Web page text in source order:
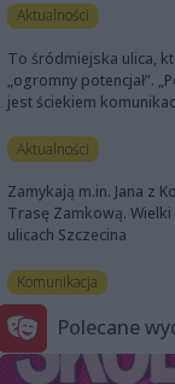
Aktualności
To śródmiejska ulica,
„ogromny potencjał”.
jest ściekiem
Aktualności
Zamykają m.in. Jana z
Trasę Zamkową.
ulicach Szczecina
Komunikacja
Polecane